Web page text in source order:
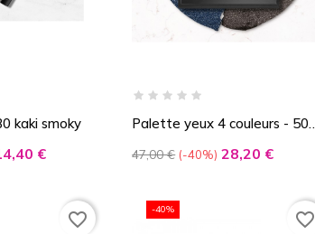
kaki smoky
€
Palette yeux 4 couleurs - 50
Prix
47,00 € -40% Prix
28,20 €
favorite_border -40% favorite_border